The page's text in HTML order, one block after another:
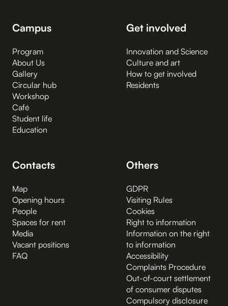
Campus
Program
About Us
Gallery
Circular hub
Workshop
Café
Student life
Education
Get involved
Innovation and Science
Culture and art
How to get involved
Residents
Contacts
Map
Opening hours
People
Spaces for rent
Media
Vacant positions
FAQ
Others
GDPR
Visiting Rules
Cookies
Right to information
Information on the right
to information
Accessibility
Complaints Procedure
Out-of-court settlement
of consumer disputes
Compulsory disclosure